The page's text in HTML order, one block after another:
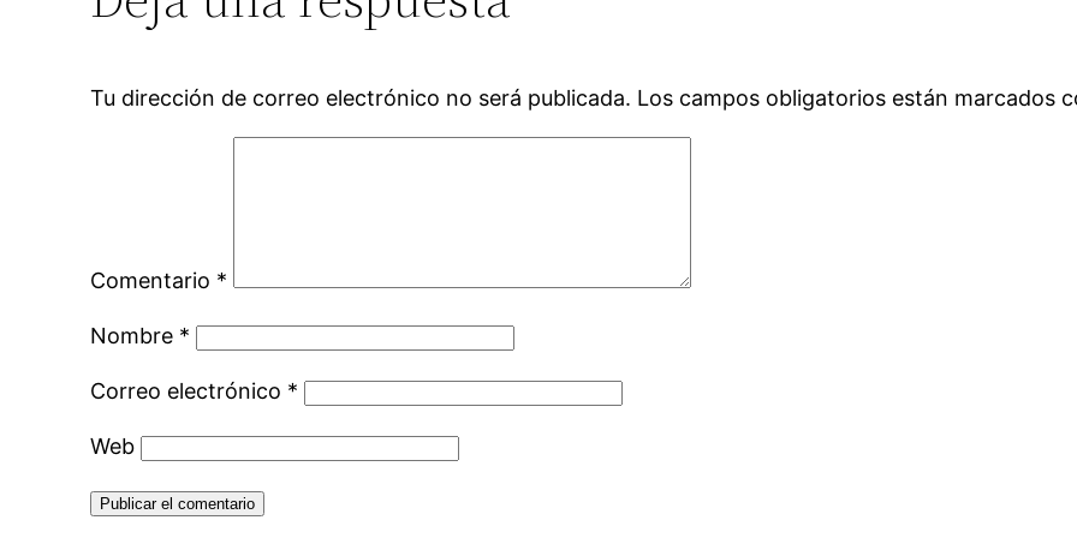
Tu dirección de correo electrónico no será publicada. Los campos obligatorios están marcados
Comentario *
Nombre *
Correo electrónico *
Web